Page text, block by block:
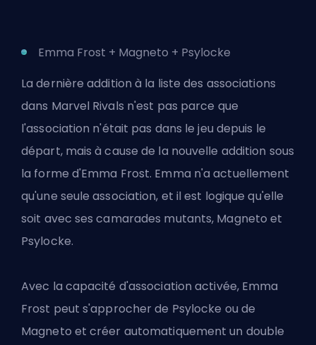
Emma Frost + Magneto + Psylocke
La dernière addition à la liste des associations
dans Marvel Rivals n'est pas parce que
l'association n'était pas dans le jeu depuis le
départ, mais à cause de la nouvelle addition sous
la forme d'Emma Frost. Emma n'a actuellement
qu'une seule association, et il est logique qu'elle
soit avec ses camarades mutants, Magneto et
Psylocke.
Avec la capacité d'association activée, Emma
Frost peut s'approcher de Psylocke ou de
Magneto et créer automatiquement un double